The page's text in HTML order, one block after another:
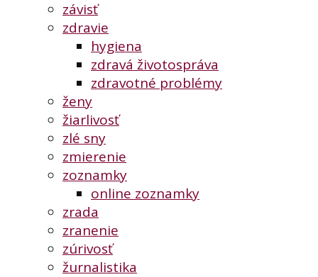
závisť
zdravie
hygiena
zdravá životospráva
zdravotné problémy
ženy
žiarlivosť
zlé sny
zmierenie
zoznamky
online zoznamky
zrada
zranenie
zúrivosť
žurnalistika